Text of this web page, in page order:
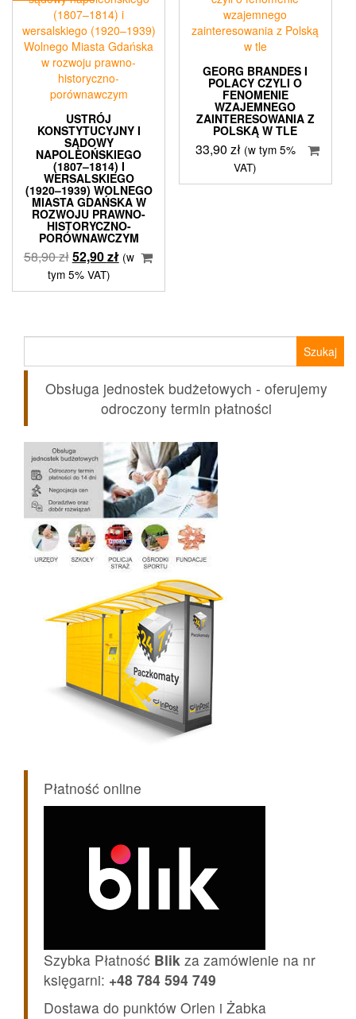
USTRÓJ
KONSTYTUCYJNY I
SĄDOWY
NAPOLEOŃSKIEGO
(1807–1814) I
WERSALSKIEGO
(1920–1939) WOLNEGO
MIASTA GDAŃSKA W
ROZWOJU PRAWNO-
HISTORYCZNO-
PORÓWNAWCZYM
58,90złPierwotna
cena
wynosiła:
52,90złAktualna
wynosi:
(w
tym 5% VAT)
GEORG BRANDES I
POLACY CZYLI O
FENOMENIE
WZAJEMNEGO
ZAINTERESOWANIA Z
POLSKĄ W TLE
33,90 zł (w tym 5%
VAT)
Obsługa jednostek budżetowych - oferujemy
odroczony termin płatności
Płatność online
Szybka Płatność Blik za zamówienie na nr
księgarni: +48 784 594 749
Dostawa do punktów Orlen i Żabka